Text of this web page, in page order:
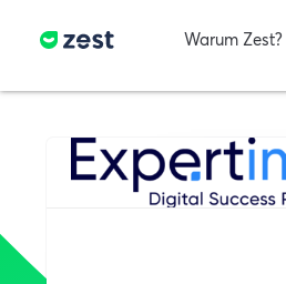
Warum Zest?